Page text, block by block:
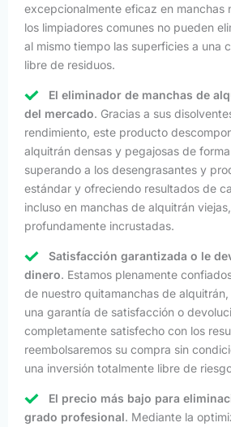
excepcionalmente eficaz en manchas
los limpiadores comunes no pueden
al mismo tiempo las superficies a una
libre de residuos.
El eliminador de manchas de
del mercado. Gracias a sus
rendimiento, este producto
alquitrán densas y pegajosas de
superando a los desengrasantes y
estándar y ofreciendo resultados de
incluso en manchas de alquitrán
profundamente incrustadas.
Satisfacción garantizada o le
dinero. Estamos plenamente
de nuestro quitamanchas de
una garantía de satisfacción o
completamente satisfecho con los
reembolsaremos su compra sin
una inversión totalmente libre de
El precio más bajo para
grado profesional. Mediante la